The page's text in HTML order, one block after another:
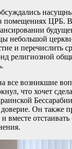
помещениях ЦРБ. В
небольшой
и перечислить
религиозной
все возникшие
что хочет
Он также
вместе отстаивать